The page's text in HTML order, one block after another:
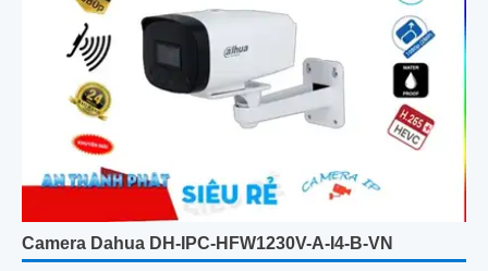
Camera Dahua DH-IPC-HFW1230V-A-I4-B-VN